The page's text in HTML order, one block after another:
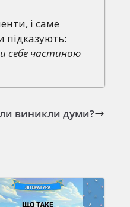
і саме
підказують:
себе частиною
виникли думи?